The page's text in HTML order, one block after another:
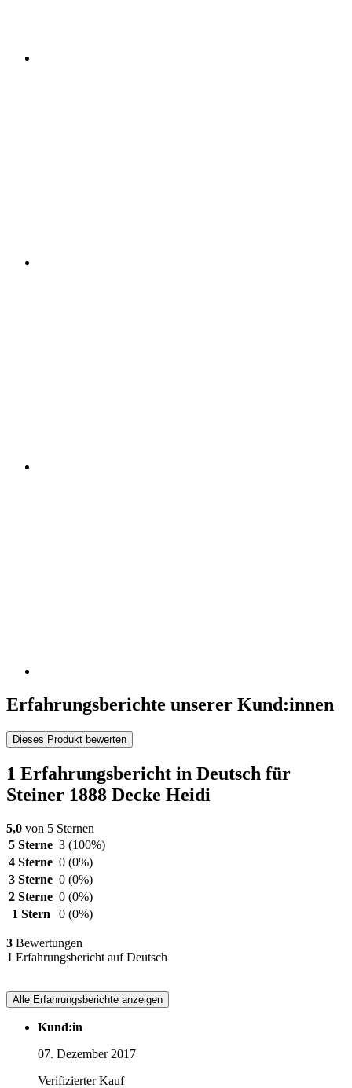
Erfahrungsberichte unserer Kund:innen
Dieses Produkt bewerten
1 Erfahrungsbericht in Deutsch für
Steiner 1888 Decke Heidi
5,0 von 5 Sternen
5 Sterne 3 (100%)
4 Sterne 0 (0%)
3 Sterne 0 (0%)
2 Sterne 0 (0%)
1 Stern
0 (0%)
3 Bewertungen
1 Erfahrungsbericht auf Deutsch
Alle Erfahrungsberichte anzeigen
Kund:in
07. Dezember 2017
Verifizierter Kauf